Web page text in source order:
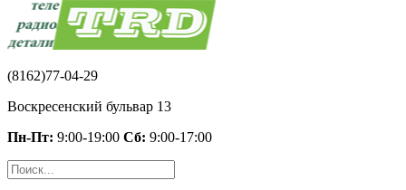
(8162)77-04-29
Воскресенский бульвар 13
Пн-Пт: 9:00-19:00 Сб: 9:00-17:00